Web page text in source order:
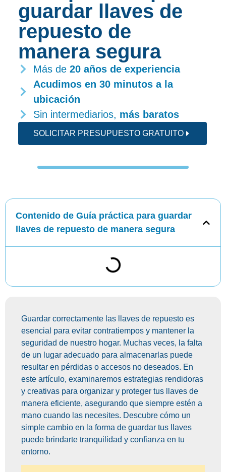
guardar llaves de
repuesto de
manera segura
Más de 20 años de experiencia
Acudimos en 30 minutos a la
ubicación
Sin intermediarios, más baratos
SOLICITAR PRESUPUESTO GRATUITO
Contenido de Guía práctica para guardar
llaves de repuesto de manera segura
Guardar correctamente las llaves de repuesto es
esencial para evitar contratiempos y mantener la
seguridad de nuestro hogar. Muchas veces, la falta
de un lugar adecuado para almacenarlas puede
resultar en pérdidas o accesos no deseados. En
este artículo, examinaremos estrategias rendidoras
y creativas para organizar y proteger tus llaves de
manera eficiente, asegurando que siempre estén a
mano cuando las necesites. Descubre cómo un
simple cambio en la forma de guardar tus llaves
puede brindarte tranquilidad y confianza en tu
entorno.